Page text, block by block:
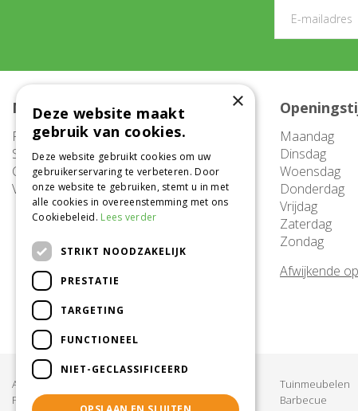
Meer informatie
FAQ
Service
Contact
Vacatures
Maandag
Dinsdag
Woensdag
Donderdag
Vrijdag
Zaterdag
Zondag
Afwijkende
Acties & Aanbiedingen
Planten
Tuinmeubelen
Barbecue
×
Deze website maakt
gebruik van cookies.
Deze website gebruikt cookies om uw
gebruikerservaring te verbeteren. Door
onze website te gebruiken, stemt u in met
alle cookies in overeenstemming met ons
Cookiebeleid. Lees verder
STRIKT NOODZAKELIJK
PRESTATIE
TARGETING
FUNCTIONEEL
NIET-GECLASSIFICEERD